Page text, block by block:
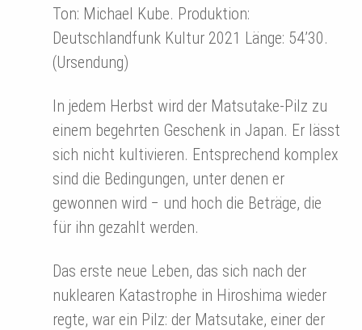
Ton: Michael Kube. Produktion:
Deutschlandfunk Kultur 2021 Länge: 54’30.
(Ursendung)
In jedem Herbst wird der Matsutake-Pilz zu
einem begehrten Geschenk in Japan. Er lässt
sich nicht kultivieren. Entsprechend komplex
sind die Bedingungen, unter denen er
gewonnen wird − und hoch die Beträge, die
für ihn gezahlt werden.
Das erste neue Leben, das sich nach der
nuklearen Katastrophe in Hiroshima wieder
regte, war ein Pilz: der Matsutake, einer der